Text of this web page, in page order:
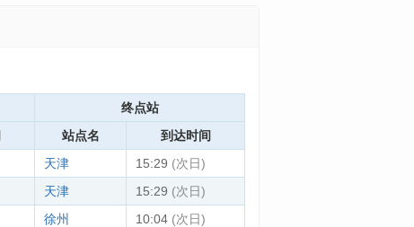
终点站
站点名
到达时间
天津 15:29 (次日)
天津 15:29 (次日)
徐州 10:04 (次日)